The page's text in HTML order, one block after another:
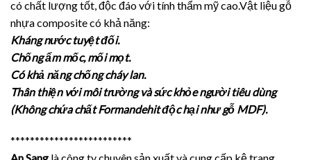
có chất lượng tốt, độc đáo với tính thẩm mỹ cao.Vật liệu gỗ
nhựa composite có khả năng:
Kháng nước tuyệt đối.
Chống ẩm mốc, mối mọt.
Có khả năng chống cháy lan.
Thân thiện với môi trường và sức khỏe người tiêu dùng
(Không chứa chất Formandehit độc hại như gỗ MDF).
*************************